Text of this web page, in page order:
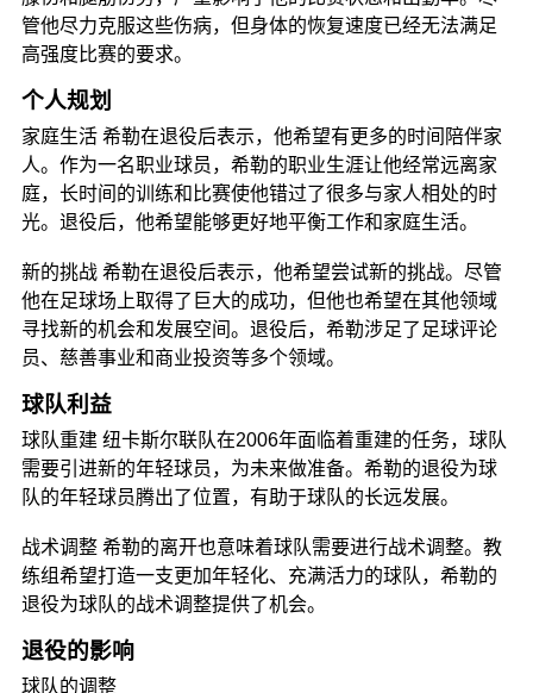
管他尽力克服这些伤病，但身体的恢复速度已经无法满足
高强度比赛的要求。
个人规划
家庭生活 希勒在退役后表示，他希望有更多的时间陪伴家
人。作为一名职业球员，希勒的职业生涯让他经常远离家
庭，长时间的训练和比赛使他错过了很多与家人相处的时
光。退役后，他希望能够更好地平衡工作和家庭生活。
新的挑战 希勒在退役后表示，他希望尝试新的挑战。尽管
他在足球场上取得了巨大的成功，但他也希望在其他领域
寻找新的机会和发展空间。退役后，希勒涉足了足球评论
员、慈善事业和商业投资等多个领域。
球队利益
球队重建 纽卡斯尔联队在2006年面临着重建的任务，球队
需要引进新的年轻球员，为未来做准备。希勒的退役为球
队的年轻球员腾出了位置，有助于球队的长远发展。
战术调整 希勒的离开也意味着球队需要进行战术调整。教
练组希望打造一支更加年轻化、充满活力的球队，希勒的
退役为球队的战术调整提供了机会。
退役的影响
球队的调整